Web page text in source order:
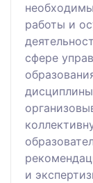
работы и
сфере
и